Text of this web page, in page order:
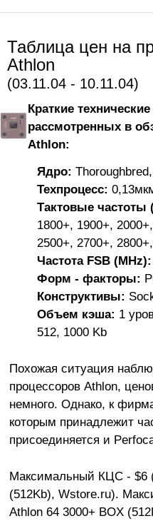
Таблица цен на
Athlon
(03.11.04 - 10.11.04)
Краткие
рассмотренных в
Athlon:
Ядро:
Техпроцесс:
Тактовые частоты
1800+, 1900+,
2500+, 2700+,
Частота FSB (MHz):
Форм - факторы:
Конструктивы:
Объем кэша: 1
512, 1000 Kb
Похожая ситуация
процессоров Athlon,
немного. Однако, к
которым принадлежит
присоединяется и
Максимальный КЦС - $6
(512Kb), Wstore.ru).
Athlon 64 3000+ BOX